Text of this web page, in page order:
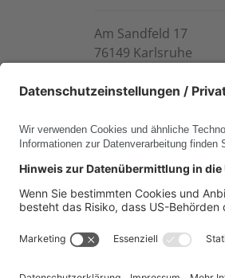
Am Sandfeld 17
76149 Karlsruhe
Fax: +49 721 9774-101